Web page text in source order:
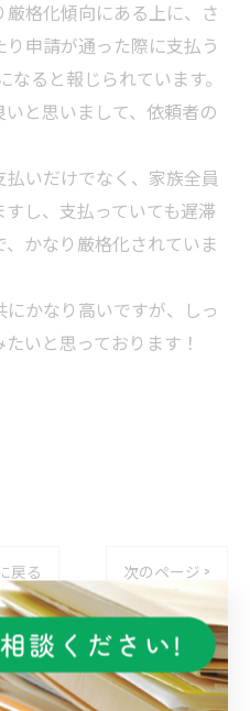
格化傾向にある上に、さ
申請が通った際に支払う
なると報じられています。
と思いまして、依頼者の
いだけでなく、家族全員
し、支払っていても遅滞
かなり厳格化されていま
かなり高いですが、しっ
いと思っております！
戻る 次のページ >
ー Categories